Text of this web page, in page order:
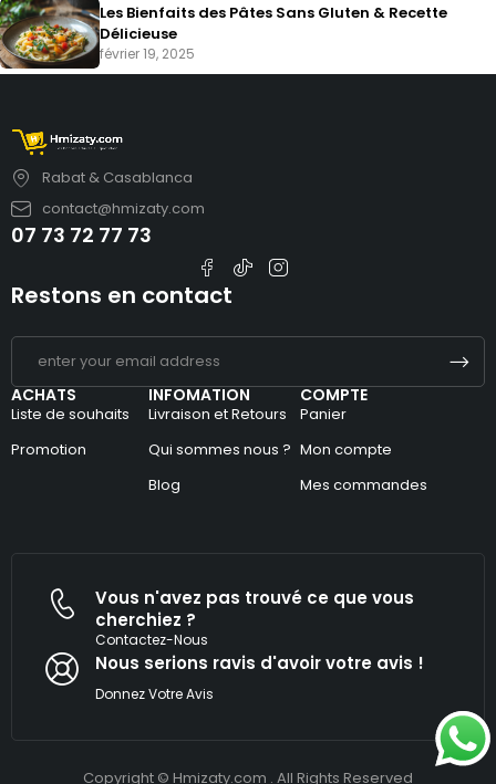
Les Bienfaits des Pâtes Sans Gluten & Recette
Délicieuse
février 19, 2025
Rabat & Casablanca
contact@hmizaty.com
07 73 72 77 73
ACHATS
Liste de souhaits
Promotion
INFOMATION
Livraison et Retours
Qui sommes nous ?
Blog
COMPTE
Panier
Mon compte
Mes commandes
Restons en contact
Vous n'avez pas trouvé ce que vous
cherchiez ?
Contactez-Nous
Nous serions ravis d'avoir votre avis !​
Donnez Votre Avis
Copyright © Hmizaty.com . All Rights Reserved